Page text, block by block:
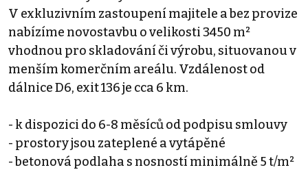
V exkluzivním zastoupení majitele a bez provize
nabízíme novostavbu o velikosti 3450 m²
vhodnou pro skladování či výrobu, situovanou v
menším komerčním areálu. Vzdálenost od
dálnice D6, exit 136 je cca 6 km.
- k dispozici do 6-8 měsíců od podpisu smlouvy
- prostory jsou zateplené a vytápěné
- betonová podlaha s nosností minimálně 5 t/m²